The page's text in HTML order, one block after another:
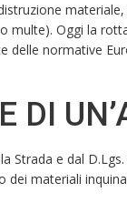
multe). Oggi la
delle normative
DI
Strada e dal
dei materiali